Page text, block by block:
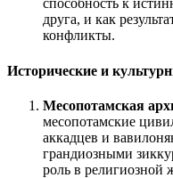
способность к
друга, и как
конфликты.
Исторические и
Месопотамская
месопотамские
аккадцев и
грандиозными
роль в религиозной